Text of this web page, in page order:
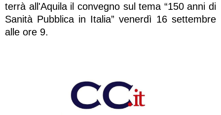
terrà all'Aquila il convegno sul tema “150 anni di
Sanità Pubblica in Italia” venerdì 16 settembre
alle ore 9.